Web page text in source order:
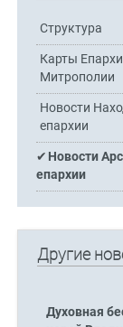
Структура
Карты
Митрополии
Новости
епархии
Новости
епархии
Другие
Духовная